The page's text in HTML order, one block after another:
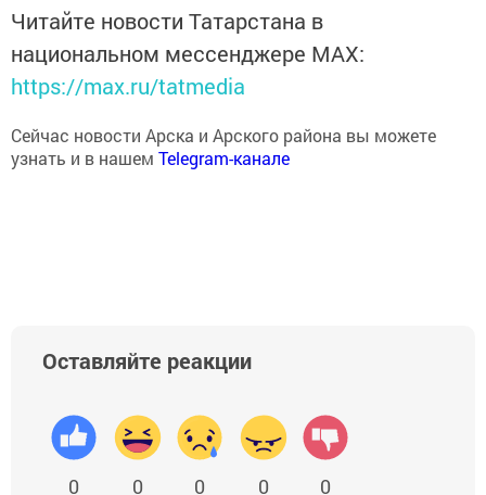
Читайте новости Татарстана в
национальном мессенджере MАХ:
https://max.ru/tatmedia
Сейчас новости Арска и Арского района вы можете
узнать и в нашем Telegram-канале
Оставляйте реакции
0 0 0 0 0